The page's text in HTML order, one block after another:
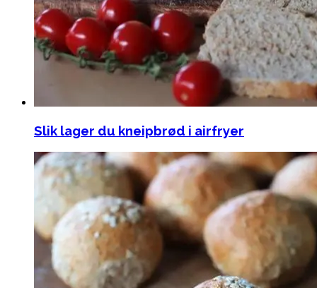
Slik lager du kneipbrød i airfryer